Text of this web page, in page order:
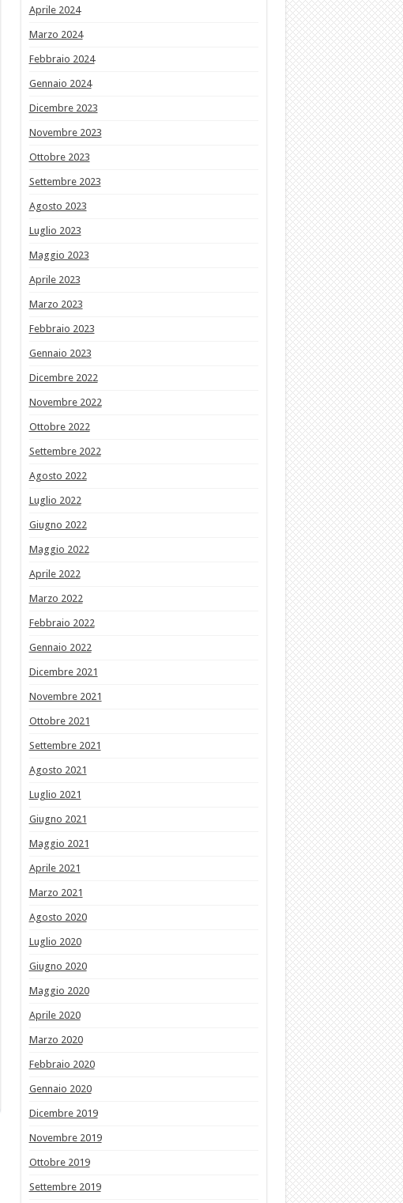
Aprile 2024
Marzo 2024
Febbraio 2024
Gennaio 2024
Dicembre 2023
Novembre 2023
Ottobre 2023
Settembre 2023
Agosto 2023
Luglio 2023
Maggio 2023
Aprile 2023
Marzo 2023
Febbraio 2023
Gennaio 2023
Dicembre 2022
Novembre 2022
Ottobre 2022
Settembre 2022
Agosto 2022
Luglio 2022
Giugno 2022
Maggio 2022
Aprile 2022
Marzo 2022
Febbraio 2022
Gennaio 2022
Dicembre 2021
Novembre 2021
Ottobre 2021
Settembre 2021
Agosto 2021
Luglio 2021
Giugno 2021
Maggio 2021
Aprile 2021
Marzo 2021
Agosto 2020
Luglio 2020
Giugno 2020
Maggio 2020
Aprile 2020
Marzo 2020
Febbraio 2020
Gennaio 2020
Dicembre 2019
Novembre 2019
Ottobre 2019
Settembre 2019